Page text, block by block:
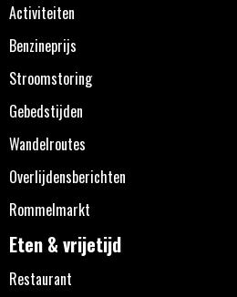
Activiteiten
Benzineprijs
Stroomstoring
Gebedstijden
Wandelroutes
Overlijdensberichten
Rommelmarkt
Eten & vrijetijd
Restaurant